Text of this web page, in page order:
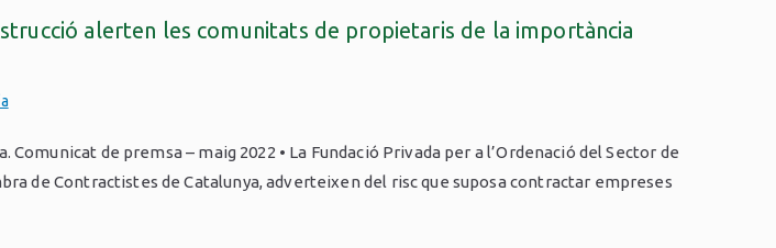
alerten les comunitats de propietaris de la importància
de premsa – maig 2022 • La Fundació Privada per a l’Ordenació del Sector de
de Contractistes de Catalunya, adverteixen del risc que suposa contractar empreses